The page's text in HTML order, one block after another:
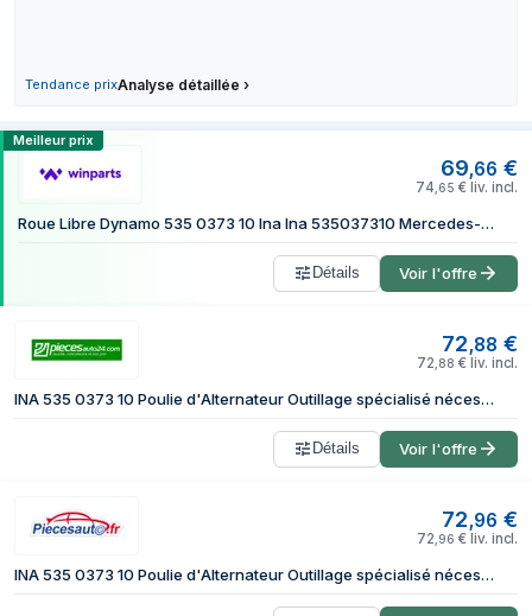
Tendance prixAnalyse détaillée ›
Comparer les prix de Poulie roue libre,
Meilleur prix
69,66 €
74, 65 € liv. incl.
Roue Libre Dynamo 535 0373 10 Ina Ina 535037310 Mercedes-Benz
Détails Voir l'offre
72,88 €
72 88 € liv. incl.
INA 535 0373 10 Poulie d'Alternateur Outillage spécialisé nécessaire pour le montage
Détails Voir l'offre
72,96 €
72 96 € liv. incl.
INA 535 0373 10 Poulie d'Alternateur Outillage spécialisé nécessaire pour le montage